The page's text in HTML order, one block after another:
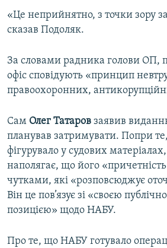
«Це неприйнятно, з точки зору
сказав Подоляк.
За словами радника голови ОП,
офіс сповідують «принцип
правоохоронних,
Сам Олег Татаров заявив
планував затримувати. Попри
фігурувало у судових
наполягає, що його
чутками, які «розповсюджує
Він це пов’язує зі «своєю
позицією» щодо НАБУ.
Про те, що НАБУ готувало